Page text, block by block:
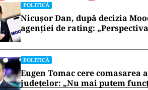
POLITICĂ
Nicușor Dan, după decizia
agenției de rating:
POLITICĂ
Eugen Tomac cere
județelor: „Nu mai putem